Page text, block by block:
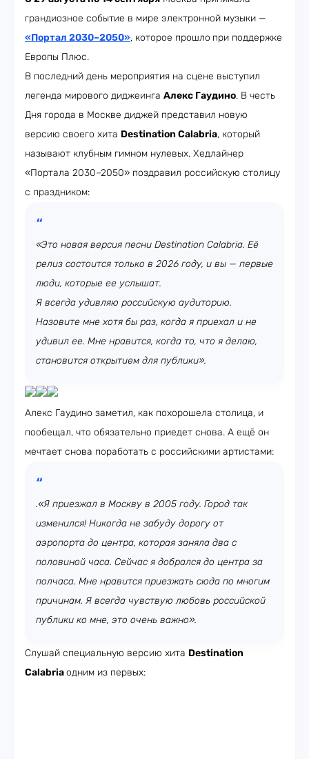
грандиозное событие в мире электронной музыки —
«Портал 2030–2050», которое прошло при поддержке
Европы Плюс.
В последний день мероприятия на сцене выступил
легенда мирового диджеинга Алекс Гаудино. В честь
Дня города в Москве диджей представил новую
версию своего хита Destination Calabria, который
называют клубным гимном нулевых. Хедлайнер
«Портала 2030–2050» поздравил российскую столицу
с праздником:
«Это новая версия песни Destination Calabria. Её
релиз состоится только в 2026 году, и вы — первые
люди, которые ее услышат.
Я всегда удивляю российскую аудиторию.
Назовите мне хотя бы раз, когда я приехал и не
удивил ее. Мне нравится, когда то, что я делаю,
становится открытием для публики».
Алекс Гаудино заметил, как похорошела столица, и
пообещал, что обязательно приедет снова. А ещё он
мечтает снова поработать с российскими артистами:
.«Я приезжал в Москву в 2005 году. Город так
изменился! Никогда не забуду дорогу от
аэропорта до центра, которая заняла два с
половиной часа. Сейчас я добрался до центра за
полчаса. Мне нравится приезжать сюда по многим
причинам. Я всегда чувствую любовь российской
публики ко мне, это очень важно».
Слушай специальную версию хита Destination
Calabriaодним из первых: